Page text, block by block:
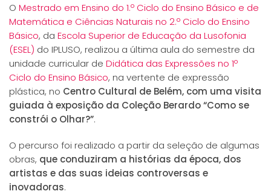
O Mestrado em Ensino do 1.º Ciclo do Ensino Básico e de
Matemática e Ciências Naturais no 2.º Ciclo do Ensino
Básico, da Escola Superior de Educação da Lusofonia
(ESEL) do IPLUSO, realizou a última aula do semestre da
unidade curricular de Didática das Expressões no 1º
Ciclo do Ensino Básico, na vertente de expressão
plástica, no Centro Cultural de Belém, com uma visita
guiada à exposição da Coleção Berardo “Como se
constrói o Olhar?”.
O percurso foi realizado a partir da seleção de algumas
obras, que conduziram a histórias da época, dos
artistas e das suas ideias controversas e
inovadoras.